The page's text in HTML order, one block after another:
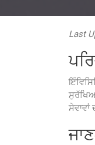
Last
ਸੇਵਾਵਾਂ